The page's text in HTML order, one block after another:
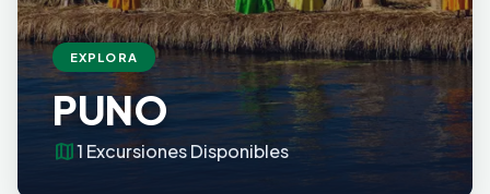
EXPLORA
PUNO
map1 Excursiones Disponibles